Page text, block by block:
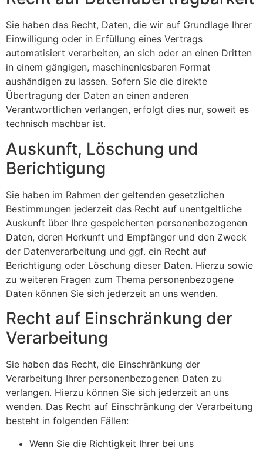
Sie haben das Recht, Daten, die wir auf Grundlage Ihrer
Einwilligung oder in Erfüllung eines Vertrags
automatisiert verarbeiten, an sich oder an einen Dritten
in einem gängigen, maschinenlesbaren Format
aushändigen zu lassen. Sofern Sie die direkte
Übertragung der Daten an einen anderen
Verantwortlichen verlangen, erfolgt dies nur, soweit es
technisch machbar ist.
Auskunft, Löschung und
Berichtigung
Sie haben im Rahmen der geltenden gesetzlichen
Bestimmungen jederzeit das Recht auf unentgeltliche
Auskunft über Ihre gespeicherten personenbezogenen
Daten, deren Herkunft und Empfänger und den Zweck
der Datenverarbeitung und ggf. ein Recht auf
Berichtigung oder Löschung dieser Daten. Hierzu sowie
zu weiteren Fragen zum Thema personenbezogene
Daten können Sie sich jederzeit an uns wenden.
Recht auf Einschränkung der
Verarbeitung
Sie haben das Recht, die Einschränkung der
Verarbeitung Ihrer personenbezogenen Daten zu
verlangen. Hierzu können Sie sich jederzeit an uns
wenden. Das Recht auf Einschränkung der Verarbeitung
besteht in folgenden Fällen:
Wenn Sie die Richtigkeit Ihrer bei uns